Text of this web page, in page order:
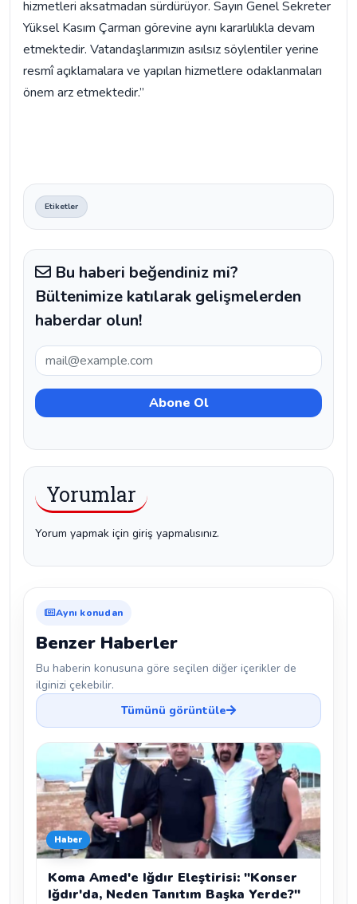
hizmetleri aksatmadan sürdürüyor. Sayın Genel Sekreter
Yüksel Kasım Çarman görevine aynı kararlılıkla devam
etmektedir. Vatandaşlarımızın asılsız söylentiler yerine
resmî açıklamalara ve yapılan hizmetlere odaklanmaları
önem arz etmektedir.”
Etiketler
Bu haberi beğendiniz mi?
Bültenimize katılarak gelişmelerden
haberdar olun!
Yorumlar
Yorum yapmak için giriş yapmalısınız.
Aynı konudan
Benzer Haberler
Bu haberin konusuna göre seçilen diğer içerikler de
ilginizi çekebilir.
Tümünü görüntüle
Haber
Koma Amed'e Iğdır Eleştirisi: "Konser
Iğdır'da, Neden Tanıtım Başka Yerde?"